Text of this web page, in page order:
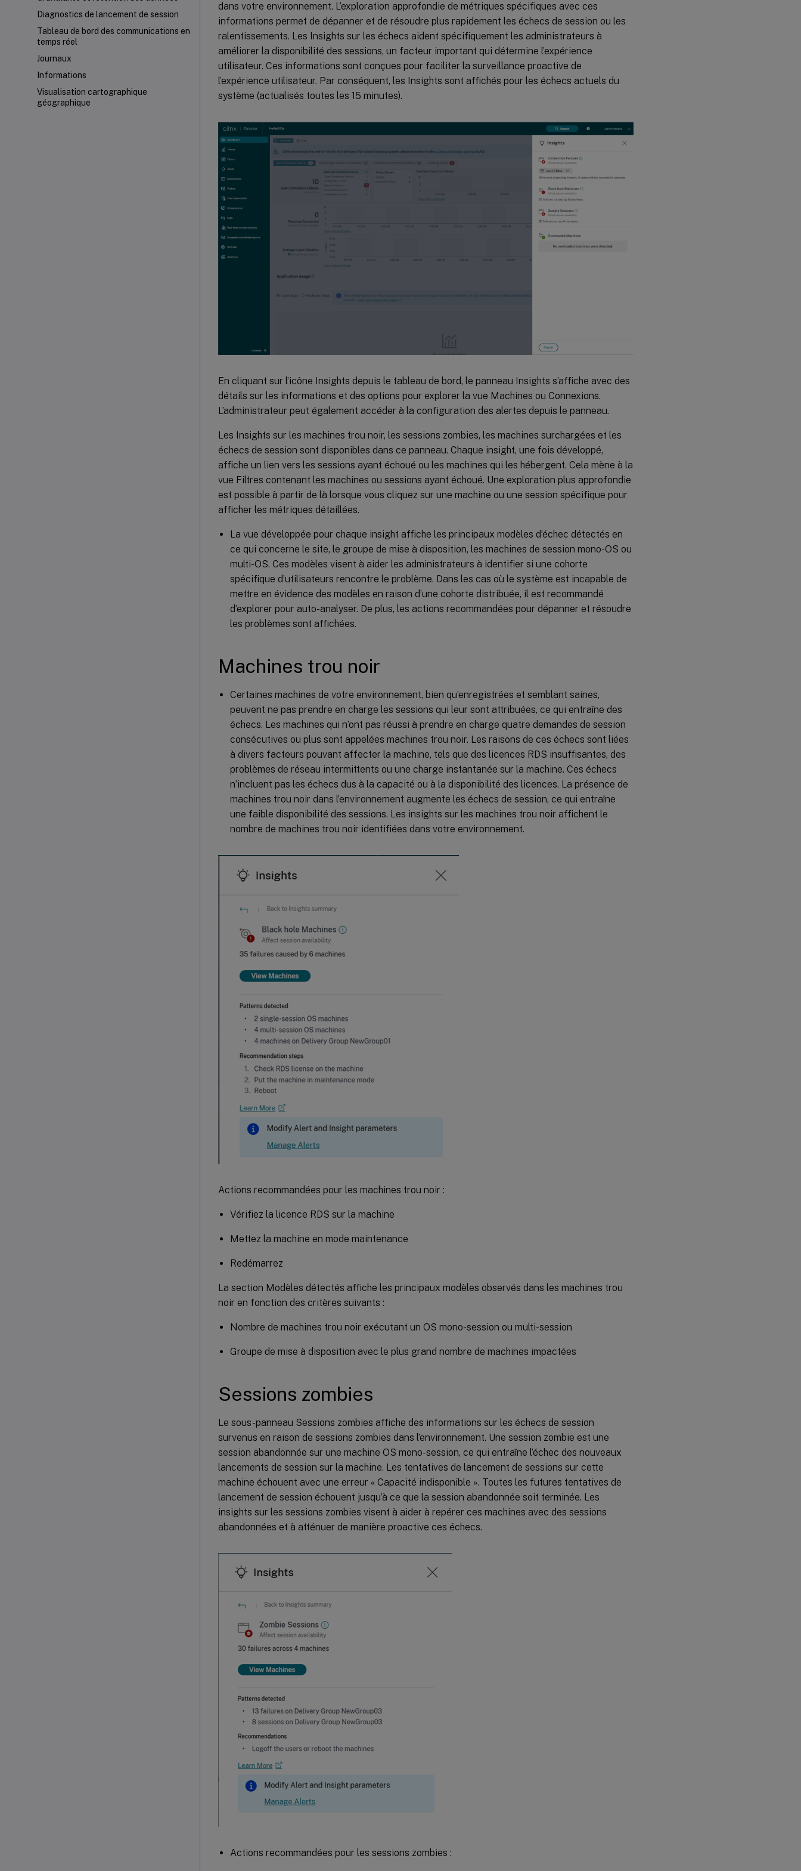
Diagnostics de lancement de session
Tableau de bord des communications en
temps réel
Journaux
Informations
Visualisation cartographique
géographique
dans votre environnement. L’exploration approfondie de métriques spécifiques avec ces
informations permet de dépanner et de résoudre plus rapidement les échecs de session ou les
ralentissements. Les Insights sur les échecs aident spécifiquement les administrateurs à
améliorer la disponibilité des sessions, un facteur important qui détermine l’expérience
utilisateur. Ces informations sont conçues pour faciliter la surveillance proactive de
l’expérience utilisateur. Par conséquent, les Insights sont affichés pour les échecs actuels du
système (actualisés toutes les 15 minutes).
En cliquant sur l’icône Insights depuis le tableau de bord, le panneau Insights s’affiche avec des
détails sur les informations et des options pour explorer la vue Machines ou Connexions.
L’administrateur peut également accéder à la configuration des alertes depuis le panneau.
Les Insights sur les machines trou noir, les sessions zombies, les machines surchargées et les
échecs de session sont disponibles dans ce panneau. Chaque insight, une fois développé,
affiche un lien vers les sessions ayant échoué ou les machines qui les hébergent. Cela mène à la
vue Filtres contenant les machines ou sessions ayant échoué. Une exploration plus approfondie
est possible à partir de là lorsque vous cliquez sur une machine ou une session spécifique pour
afficher les métriques détaillées.
La vue développée pour chaque insight affiche les principaux modèles d’échec détectés en
ce qui concerne le site, le groupe de mise à disposition, les machines de session mono-OS ou
multi-OS. Ces modèles visent à aider les administrateurs à identifier si une cohorte
spécifique d’utilisateurs rencontre le problème. Dans les cas où le système est incapable de
mettre en évidence des modèles en raison d’une cohorte distribuée, il est recommandé
d’explorer pour auto-analyser. De plus, les actions recommandées pour dépanner et résoudre
les problèmes sont affichées.
Machines trou noir
Certaines machines de votre environnement, bien qu’enregistrées et semblant saines,
peuvent ne pas prendre en charge les sessions qui leur sont attribuées, ce qui entraîne des
échecs. Les machines qui n’ont pas réussi à prendre en charge quatre demandes de session
consécutives ou plus sont appelées machines trou noir. Les raisons de ces échecs sont liées
à divers facteurs pouvant affecter la machine, tels que des licences RDS insuffisantes, des
problèmes de réseau intermittents ou une charge instantanée sur la machine. Ces échecs
n’incluent pas les échecs dus à la capacité ou à la disponibilité des licences. La présence de
machines trou noir dans l’environnement augmente les échecs de session, ce qui entraîne
une faible disponibilité des sessions. Les insights sur les machines trou noir affichent le
nombre de machines trou noir identifiées dans votre environnement.
Actions recommandées pour les machines trou noir :
Vérifiez la licence RDS sur la machine
Mettez la machine en mode maintenance
Redémarrez
La section Modèles détectés affiche les principaux modèles observés dans les machines trou
noir en fonction des critères suivants :
Nombre de machines trou noir exécutant un OS mono-session ou multi-session
Groupe de mise à disposition avec le plus grand nombre de machines impactées
Sessions zombies
Le sous-panneau Sessions zombies affiche des informations sur les échecs de session
survenus en raison de sessions zombies dans l’environnement. Une session zombie est une
session abandonnée sur une machine OS mono-session, ce qui entraîne l’échec des nouveaux
lancements de session sur la machine. Les tentatives de lancement de sessions sur cette
machine échouent avec une erreur « Capacité indisponible ». Toutes les futures tentatives de
lancement de session échouent jusqu’à ce que la session abandonnée soit terminée. Les
insights sur les sessions zombies visent à aider à repérer ces machines avec des sessions
abandonnées et à atténuer de manière proactive ces échecs.
Actions recommandées pour les sessions zombies :